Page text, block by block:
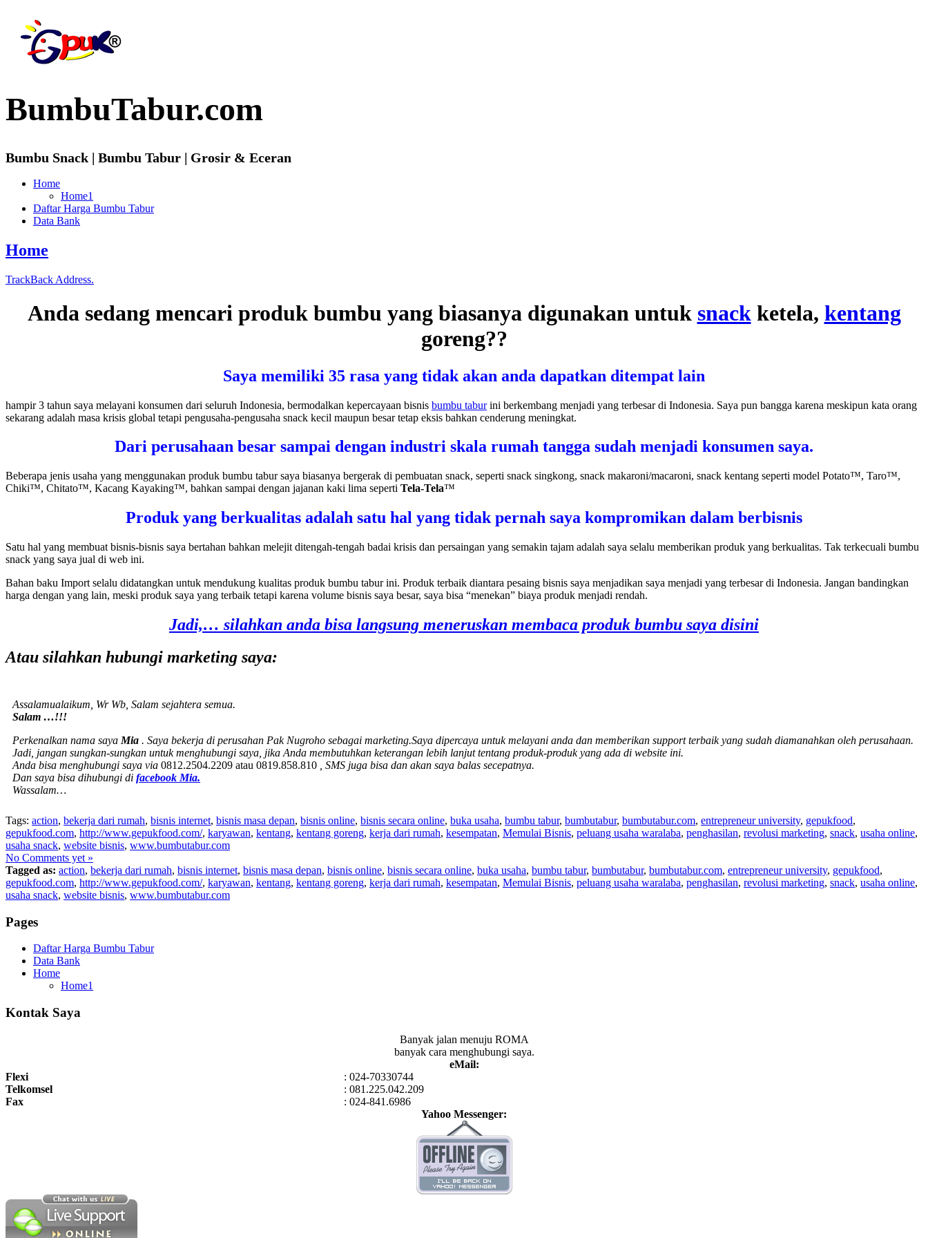
BumbuTabur.com
Bumbu Snack | Bumbu Tabur | Grosir & Eceran
Home
Home1
Daftar Harga Bumbu Tabur
Data Bank
Home
TrackBack Address.
Anda sedang mencari produk bumbu yang biasanya digunakan untuk snackketela, kentang
goreng??
Saya memiliki 35 rasa yang tidak akan anda dapatkan ditempat lain
hampir 3 tahun saya melayani konsumen dari seluruh Indonesia, bermodalkan kepercayaan bisnis bumbu taburini berkembang menjadi yang terbesar di Indonesia. Saya pun bangga karena meskipun kata orang
sekarang adalah masa krisis global tetapi pengusaha-pengusaha snack kecil maupun besar tetap eksis bahkan cenderung meningkat.
Dari perusahaan besar sampai dengan industri skala rumah tangga sudah menjadi konsumen saya.
Beberapa jenis usaha yang menggunakan produk bumbu tabur saya biasanya bergerak di pembuatan snack, seperti snack singkong, snack makaroni/macaroni, snack kentang seperti model Potato™, Taro™,
Chiki™, Chitato™, Kacang Kayaking™, bahkan sampai dengan jajanan kaki lima seperti Tela-Tela™
Produk yang berkualitas adalah satu hal yang tidak pernah saya kompromikan dalam berbisnis
Satu hal yang membuat bisnis-bisnis saya bertahan bahkan melejit ditengah-tengah badai krisis dan persaingan yang semakin tajam adalah saya selalu memberikan produk yang berkualitas. Tak terkecuali bumbu
snack yang saya jual di web ini.
Bahan baku Import selalu didatangkan untuk mendukung kualitas produk bumbu tabur ini. Produk terbaik diantara pesaing bisnis saya menjadikan saya menjadi yang terbesar di Indonesia. Jangan bandingkan
harga dengan yang lain, meski produk saya yang terbaik tetapi karena volume bisnis saya besar, saya bisa “menekan” biaya produk menjadi rendah.
Jadi,… silahkan anda bisa langsung meneruskan membaca produk bumbu saya disini
Atau silahkan hubungi marketing saya:
Assalamualaikum, Wr Wb, Salam sejahtera semua.
Salam …!!!
Perkenalkan nama saya Mia . Saya bekerja di perusahan Pak Nugroho sebagai marketing.Saya dipercaya untuk melayani anda dan memberikan support terbaik yang sudah diamanahkan oleh perusahaan.
Jadi, jangan sungkan-sungkan untuk menghubungi saya, jika Anda membutuhkan keterangan lebih lanjut tentang produk-produk yang ada di website ini.
Anda bisa menghubungi saya via 0812.2504.2209 atau 0819.858.810
, SMS juga bisa dan akan saya balas secepatnya.
Dan saya bisa dihubungi di facebook Mia.
Wassalam…
Tags: action, bekerja dari rumah, bisnis internet, bisnis masa depan, bisnis online, bisnis secara online, buka usaha, bumbu tabur, bumbutabur, bumbutabur.com, entrepreneur university, gepukfood,
gepukfood.com, http://www.gepukfood.com/, karyawan, kentang, kentang goreng, kerja dari rumah, kesempatan, Memulai Bisnis, peluang usaha waralaba, penghasilan, revolusi marketing, snack, usaha online,
usaha snack, website bisnis, www.bumbutabur.com
No Comments yet »
Tagged as: action, bekerja dari rumah, bisnis internet, bisnis masa depan, bisnis online, bisnis secara online, buka usaha, bumbu tabur, bumbutabur, bumbutabur.com, entrepreneur university, gepukfood,
gepukfood.com, http://www.gepukfood.com/, karyawan, kentang, kentang goreng, kerja dari rumah, kesempatan, Memulai Bisnis, peluang usaha waralaba, penghasilan, revolusi marketing, snack, usaha online,
usaha snack, website bisnis, www.bumbutabur.com
Pages
Daftar Harga Bumbu Tabur
Data Bank
Home
Home1
Kontak Saya
Banyak jalan menuju ROMA
banyak cara menghubungi saya.
eMail:
Flexi
: 024-70330744
Telkomsel
: 081.225.042.209
Fax
: 024-841.6986
Yahoo Messenger: